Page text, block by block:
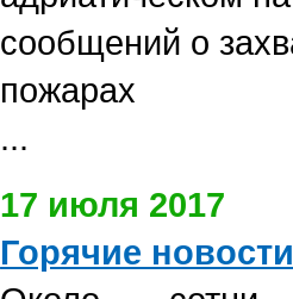
сообщений о
пожарах
...
17 июля 2017
Горячие новости